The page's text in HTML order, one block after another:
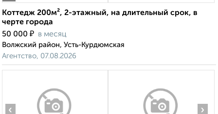
Коттедж 200м², 2-этажный, на длительный срок, в
черте города
50 000 ₽ в месяц
Волжский район, Усть-Курдюмская
Агентство, 07.08.2026
‹ ›